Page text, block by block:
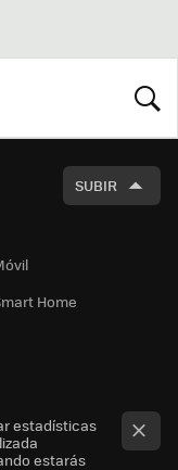
SUBIR
Home
estadísticas
estarás